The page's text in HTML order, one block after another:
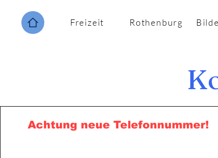
Freizeit Rothenburg
Achtung neue Telefonnummer!